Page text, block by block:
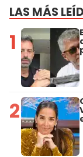
LAS MÁS
1
2